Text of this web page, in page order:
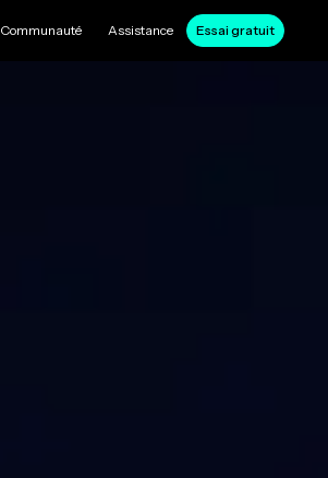
Communauté Assistance Essai gratuit